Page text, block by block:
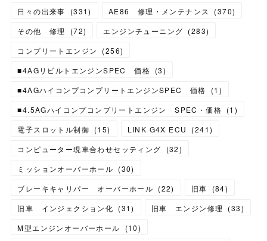
日々の出来事
(331) AE86 修理・メンテナンス (370)
その他 修理
(72) エンジンチューニング (283)
コンプリートエンジン
(256)
■4AGリビルトエンジンSPEC 価格 (3)
■4AGハイコンプコンプリートエンジンSPEC 価格
(1 )
■4.5AGハイコンプコンプリートエンジン SPEC・価格 (1 )
電子スロットル制御 (15) LINK G4X ECU (241)
コンピューター現車合わせセッティング
(32)
ミッションオーバーホール (30)
ブレーキキャリパー オーバーホール (22) 旧車 (84)
旧車 インジェクション化 (31) 旧車 エンジン修理 (33)
M型エンジンオーバーホール
(10)